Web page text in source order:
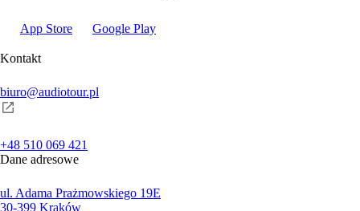
App Store Google Play
Kontakt
biuro@audiotour.pl
+48 510 069 421
Dane adresowe
ul. Adama Prażmowskiego 19E
30-399 Kraków